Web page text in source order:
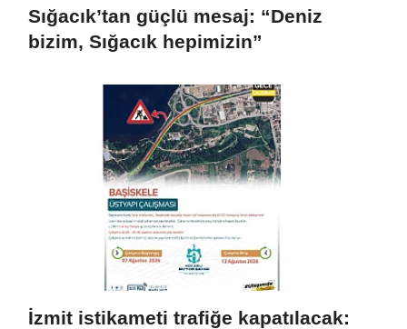
Sığacık’tan güçlü mesaj: “Deniz
bizim, Sığacık hepimizin”
İzmit istikameti trafiğe kapatılacak: